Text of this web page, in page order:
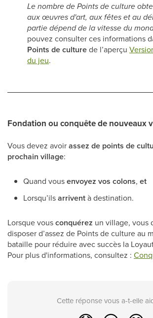
Le nombre de Points de culture
aux œuvres d'art, aux fêtes et au
partie dépend de la vitesse du
pouvez consulter ces informations
Points de culturede l’aperçu
du jeu.
Fondation ou conquête de nouveaux
Vous devez avoirassez de points de
prochain village:
Quand vousenvoyez vos colons, et
Lorsqu’ilsarriventà destination.
Lorsque vousconquérez un village, vous
disposer d’assez de Points de culture au
bataille pour réduire avec succès la
Pour plus d'informations, consultez :
Cette réponse vous a-t-elle